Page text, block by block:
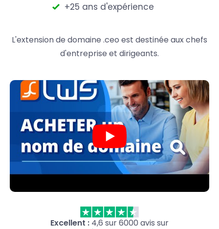
+25 ans d'expérience
L'extension de domaine .ceo est destinée aux chefs
d'entreprise et dirigeants.
Excellent :4,6 sur 6000 avis sur